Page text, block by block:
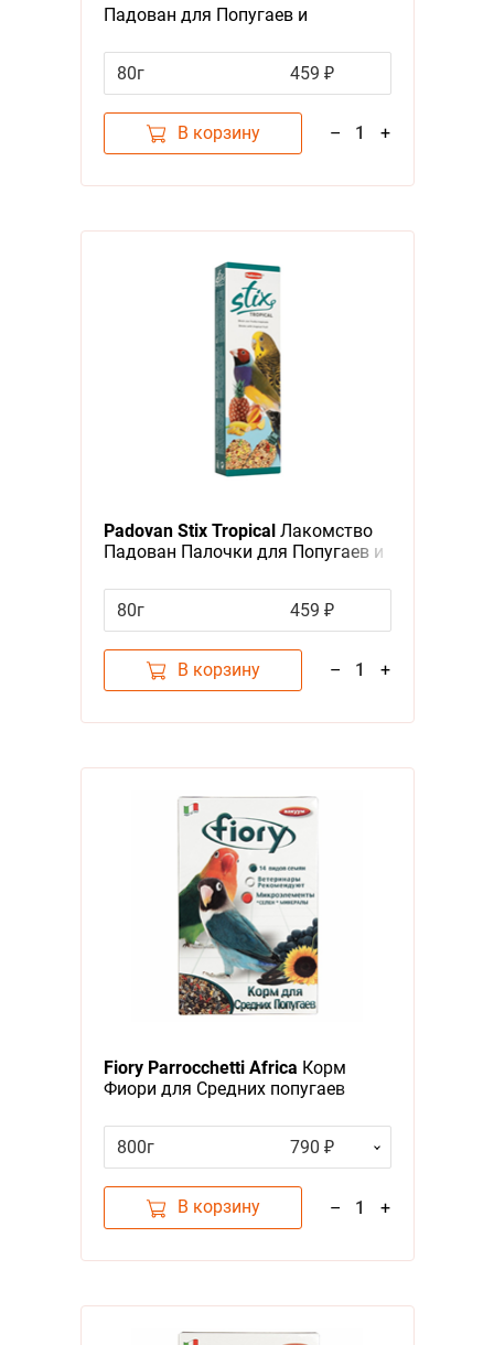
Падован для Попугаев и
Яйцо
80г 459 ₽
В корзину – 1 +
Padovan Stix Tropical Лакомство
Падован Палочки для Попугаев и
80г
459 ₽
В корзину – 1 +
Fiory Parrocchetti Africa Корм
Фиори для Средних попугаев
800г 790 ₽
В корзину – 1 +